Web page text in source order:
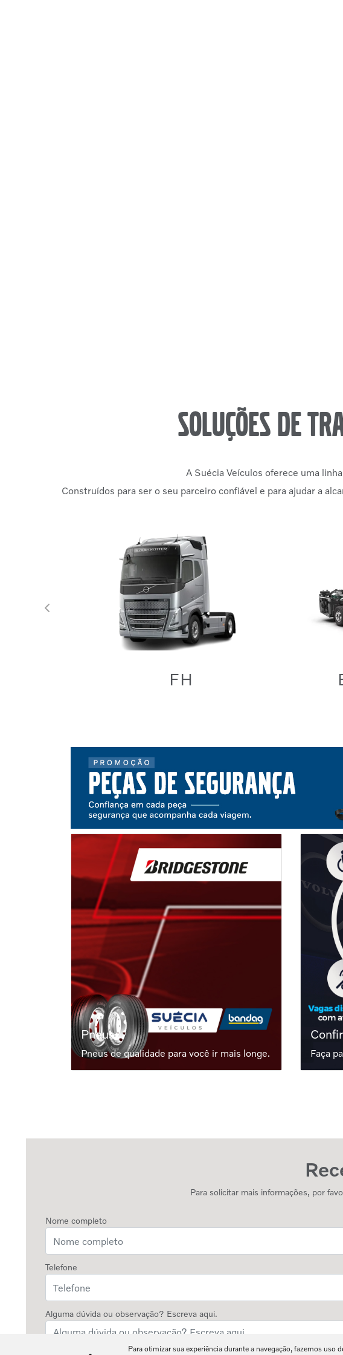
Soluções de
A Suécia Veículos oferece uma
Construídos para ser o seu parceiro confiável e para ajudar a
FH
Anterior
Pós vendas
Confie em quem mais conhece o seu Volvo.
Pneus
Pneus de qualidade para você ir mais longe. Faça
Para solicitar mais informações, por
Nome completo
Telefone
Alguma dúvida ou observação? Escreva aqui.
Para otimizar sua experiência durante a navegação, fazemos uso